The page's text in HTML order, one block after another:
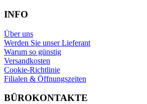
INFO
Über uns
Werden Sie unser Lieferant
Warum so günstig
Versandkosten
Cookie-Richtlinie
Filialen & Öffnungszeiten
BÜROKONTAKTE